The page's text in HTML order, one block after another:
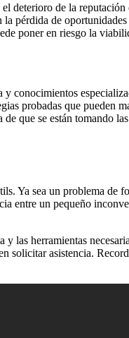
deterioro de la
pérdida de
poner en riesgo la
conocimientos
probadas que pueden
que se están tomando
Ya sea un problema de
entre un pequeño
las herramientas
solicitar asistencia.